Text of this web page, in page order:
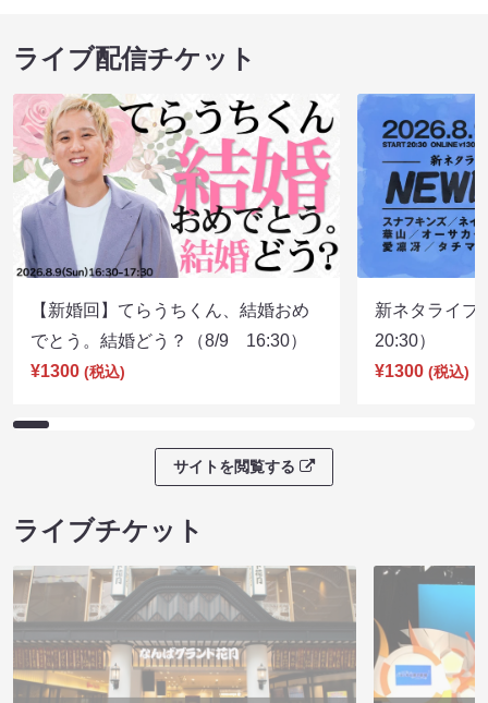
ライブ配信チケット
【新婚回】てらうちくん、結婚おめ
でとう。結婚どう？（8/9 16:30）
¥1300 (税込)
新ネタライ
20:30）
¥1300 (税込)
サイトを閲覧する
ライブチケット